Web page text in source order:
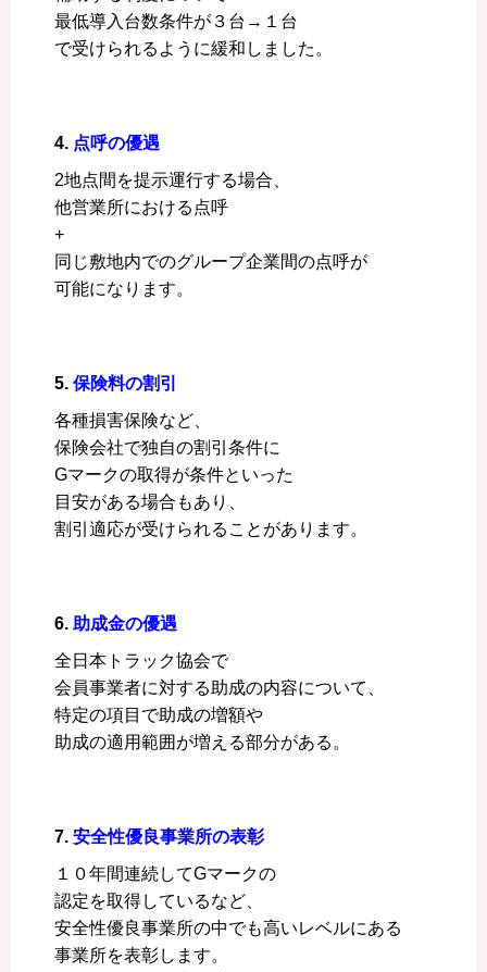
最低導入台数条件が３台→１台
で受けられるように緩和しました。
4. 点呼の優遇
2地点間を提示運行する場合、
他営業所における点呼
+
同じ敷地内でのグループ企業間の点呼が
可能になります。
5. 保険料の割引
各種損害保険など、
保険会社で独自の割引条件に
Gマークの取得が条件といった
目安がある場合もあり、
割引適応が受けられることがあります。
6. 助成金の優遇
全日本トラック協会で
会員事業者に対する助成の内容について、
特定の項目で助成の増額や
助成の適用範囲が増える部分がある。
7. 安全性優良事業所の表彰
１０年間連続してGマークの
認定を取得しているなど、
安全性優良事業所の中でも高いレベルにある
事業所を表彰します。